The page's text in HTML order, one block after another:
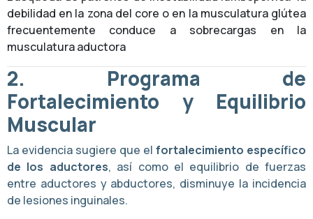
debilidad en la zona del core o en la musculatura glútea
frecuentemente conduce a sobrecargas en la
musculatura aductora
2. Programa de
Fortalecimiento y Equilibrio
Muscular
La evidencia sugiere que el fortalecimiento específico
de los aductores, así como el equilibrio de fuerzas
entre aductores y abductores, disminuye la incidencia
de lesiones inguinales.